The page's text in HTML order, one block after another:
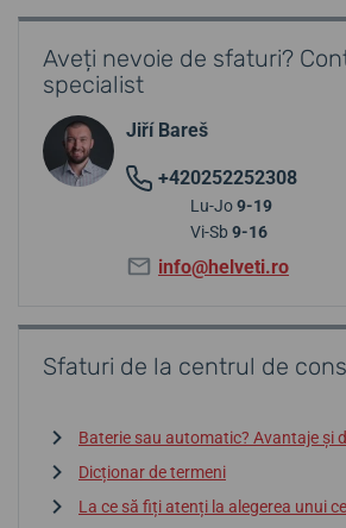
Aveți nevoie de sfaturi?
specialist
Jiří Bareš
+420252252308
Lu-Jo9-19
Vi-Sb 9-16
info@helveti.ro
Sfaturi de la centrul de
Baterie sau automatic? Avantaje și
Dicționar de termeni
La ce să fiți atenți la alegerea unui